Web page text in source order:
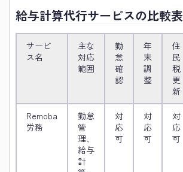
給与計算代行サービスの比較表
サービ
ス名
主な
対応
範囲
勤
怠
確
認
年
末
調
整
住
民
税
更
新
Remoba
労務
勤怠
管
理、
給与
計
対
応
可
対
応
可
対
応
可